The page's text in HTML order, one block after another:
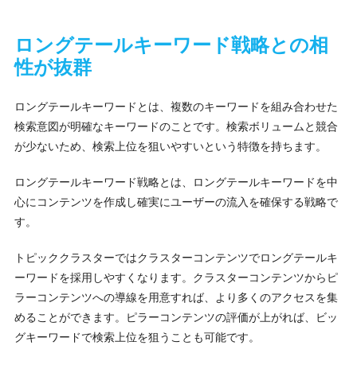
ロングテールキーワード戦略との相
性が抜群
ロングテールキーワードとは、複数のキーワードを組み合わせた
検索意図が明確なキーワードのことです。検索ボリュームと競合
が少ないため、検索上位を狙いやすいという特徴を持ちます。
ロングテールキーワード戦略とは、ロングテールキーワードを中
心にコンテンツを作成し確実にユーザーの流入を確保する戦略で
す。
トピッククラスターではクラスターコンテンツでロングテールキ
ーワードを採用しやすくなります。クラスターコンテンツからピ
ラーコンテンツへの導線を用意すれば、より多くのアクセスを集
めることができます。ピラーコンテンツの評価が上がれば、ビッ
グキーワードで検索上位を狙うことも可能です。